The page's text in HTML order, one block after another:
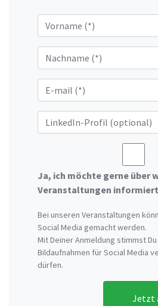
Ja, ich möchte gerne über
Veranstaltungen
Bei unseren Veranstaltungen
Social Media gemacht werden.
Mit Deiner Anmeldung stimmst
Bildaufnahmen für Social Media
dürfen.
Jetzt